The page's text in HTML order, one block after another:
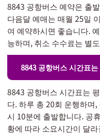
8843 공항버스 예약은 출
다음달 예매는 매월 25일
여 예약하시면 좋습니다.
능하며, 취소 수수료는 별
8843 공항버스 시간표
8843 공항버스 시간표는
다. 하루 총 20회 운행하며
시 10분에 출발합니다. 공
황에 따라 소요시간이 달